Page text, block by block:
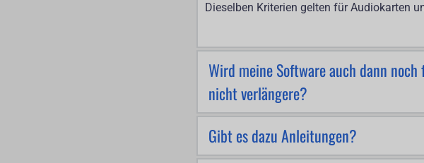
Dieselben Kriterien gelten für Audiokarten
Wird meine Software auch dann
Sicher!
Sie haben 12 Monate lang
Gibt es dazu Anleitungen?